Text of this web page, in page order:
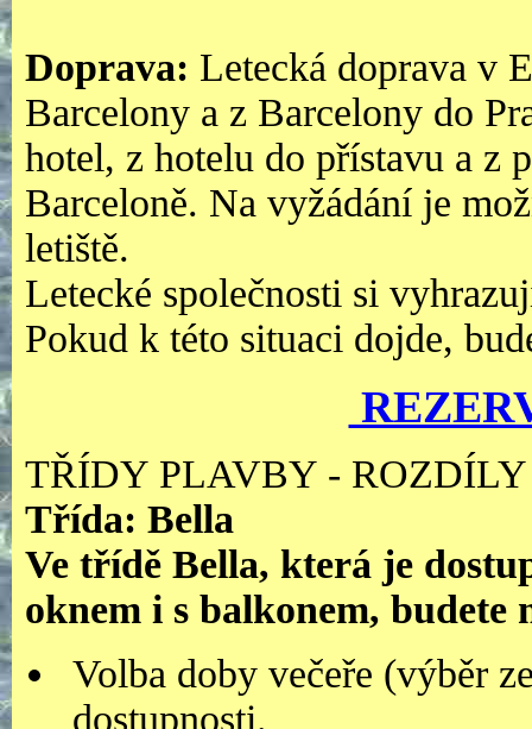
Doprava: Letecká doprava v
Barcelony a z Barcelony do
hotel, z hotelu do přístavu a z
Barceloně. Na vyžádání je
letiště.
Letecké společnosti si
Pokud k této situaci dojde,
TŘÍDY PLAVBY - ROZDÍLY
Třída: Bella
Ve třídě Bella, která je
oknem i s balkonem,
Volba doby večeře (výběr
dostupnosti.